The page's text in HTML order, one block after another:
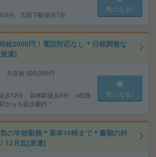
3分、九段下駅徒歩7分
気になる!
給2000円！電話対応なし＊日程調整な
遣]
月収例 320,000円
歩12分、若林駅徒歩5分 ※松陰
からも徒歩圏内！
気になる!
の学校勤務＊基本16時まで＊書類の封
12月迄[派遣]